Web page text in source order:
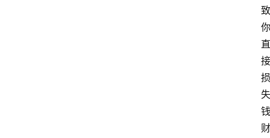
致
你
直
接
损
失
钱
财